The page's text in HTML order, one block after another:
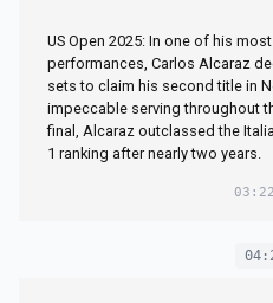
US Open 2025: In one of his
performances, Carlos Alcaraz
sets to claim his second title in
impeccable serving throughout
final, Alcaraz outclassed the
1 ranking after nearly two years.
03:22